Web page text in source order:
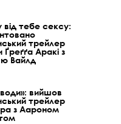
від тебе сексу:
трейлер
Аракі з
Вайлд
вийшов
трейлер
з Аароном